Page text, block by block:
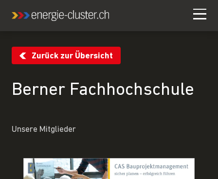
Zurück zur Übersicht
Berner Fachhochschule
Unsere Mitglieder